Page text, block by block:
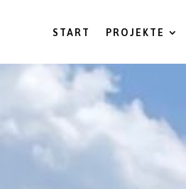
START PROJEKTE